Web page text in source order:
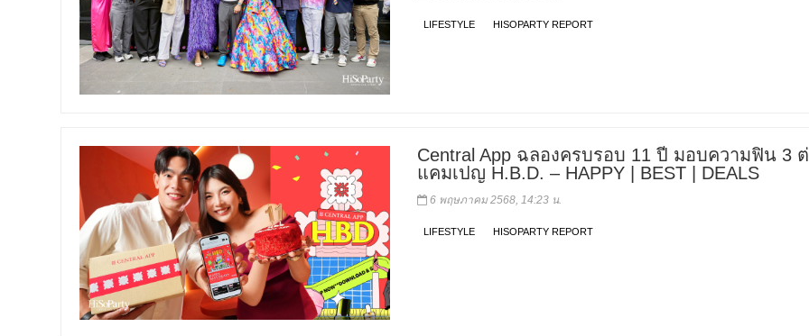
LIFESTYLE HISOPARTY REPORT
Central App ฉลองครบรอบ 11 ปี มอบความฟิน 3
แคมเปญ H.B.D. – HAPPY | BEST | DEALS
6 พฤษภาคม 2568, 14:23 น.
LIFESTYLE HISOPARTY REPORT